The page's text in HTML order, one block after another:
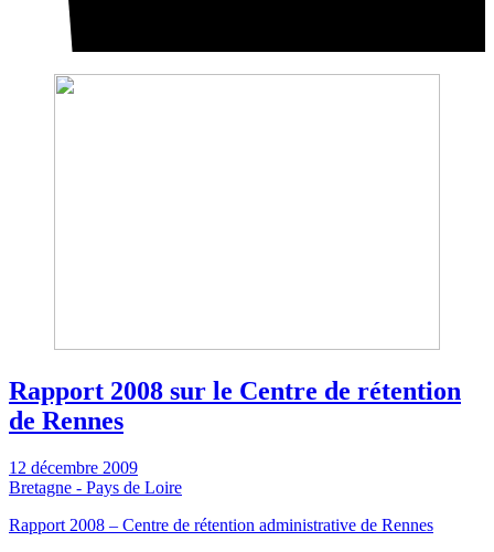
Rapport 2008 sur le Centre de rétention
de Rennes
12 décembre 2009
Bretagne - Pays de Loire
Rapport 2008 – Centre de rétention administrative de Rennes